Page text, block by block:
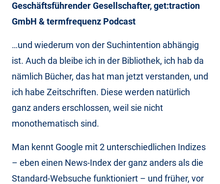
Geschäftsführender Gesellschafter, get:traction
GmbH & termfrequenz Podcast
…und wiederum von der Suchintention abhängig
ist. Auch da bleibe ich in der Bibliothek, ich hab da
nämlich Bücher, das hat man jetzt verstanden, und
ich habe Zeitschriften. Diese werden natürlich
ganz anders erschlossen, weil sie nicht
monothematisch sind.
Man kennt Google mit 2 unterschiedlichen Indizes
– eben einen News-Index der ganz anders als die
Standard-Websuche funktioniert – und früher, vor